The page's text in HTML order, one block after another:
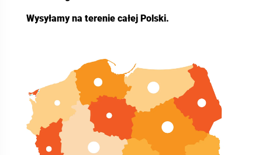
Wysyłamy na terenie całej Polski.